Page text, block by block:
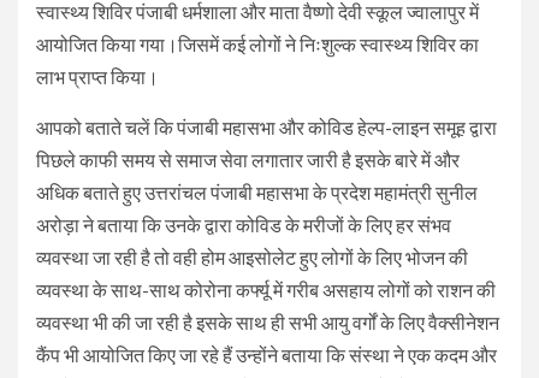
स्वास्थ्य शिविर पंजाबी धर्मशाला और माता वैष्णो देवी स्कूल ज्वालापुर में
आयोजित किया गया।जिसमें कई लोगों ने निःशुल्क स्वास्थ्य शिविर का
लाभ प्राप्त किया।
आपको बताते चलें कि पंजाबी महासभा और कोविड हेल्प-लाइन समूह द्वारा
पिछले काफी समय से समाज सेवा लगातार जारी है इसके बारे में और
अधिक बताते हुए उत्तरांचल पंजाबी महासभा के प्रदेश महामंत्री सुनील
अरोड़ा ने बताया कि उनके द्वारा कोविड के मरीजों के लिए हर संभव
व्यवस्था जा रही है तो वही होम आइसोलेट हुए लोगों के लिए भोजन की
व्यवस्था के साथ-साथ कोरोना कर्फ्यू में गरीब असहाय लोगों को राशन की
व्यवस्था भी की जा रही है इसके साथ ही सभी आयु वर्गों के लिए वैक्सीनेशन
कैंप भी आयोजित किए जा रहे हैं उन्होंने बताया कि संस्था ने एक कदम और